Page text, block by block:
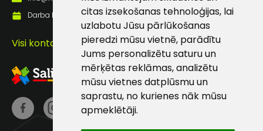
citas izsekošanas tehnoloģijas, lai
uzlabotu Jūsu pārlūkošanas
pieredzi mūsu vietnē, parādītu
Jums personalizētu saturu un
mērķētas reklāmas, analizētu
mūsu vietnes datplūsmu un
saprastu, no kurienes nāk mūsu
apmeklētāji.
Darba laiks: Darbadienās: 8:00 - 17:00
Visi kontakti
atbalsts
Darbdienās:
8:00 – 17:00
(+371) 63 881
186